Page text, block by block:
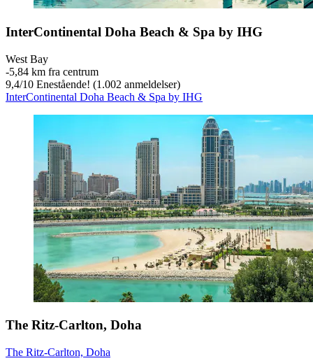
InterContinental Doha Beach & Spa by IHG
West Bay
‐5,84 km fra centrum
9,4/10 Enestående! (1.002 anmeldelser)
InterContinental Doha Beach & Spa by IHG
The Ritz-Carlton, Doha
The Ritz-Carlton, Doha